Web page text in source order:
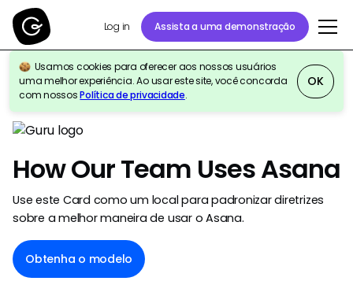
Log in Assista a uma demonstração
Usamos cookies para oferecer aos nossos usuários
uma melhor experiência. Ao usar este site, você concorda
com nossosPolítica de privacidade.
OK
Voltar para galeria de modelos
How Our Team Uses Asana
Use este Card como um local para padronizar diretrizes
sobre a melhor maneira de usar o Asana.
Obtenha o modelo